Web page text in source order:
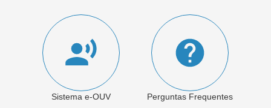
Sistema e-OUV Perguntas Frequentes